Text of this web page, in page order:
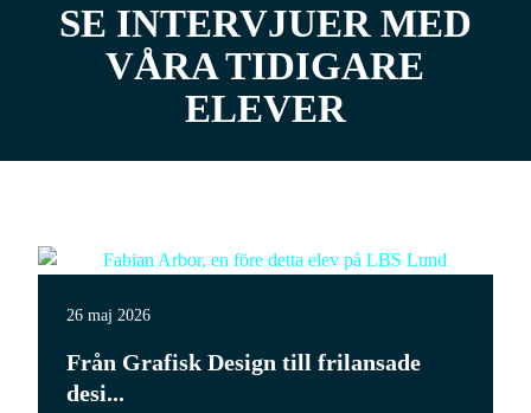
SE INTERVJUER MED
VÅRA TIDIGARE
ELEVER
26 maj 2026
Från Grafisk Design till frilansade
desi...